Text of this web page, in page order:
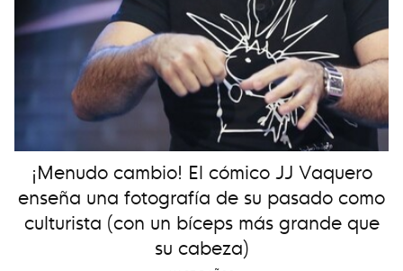
¡Menudo cambio! El cómico JJ Vaquero
enseña una fotografía de su pasado como
culturista (con un bíceps más grande que
su cabeza)